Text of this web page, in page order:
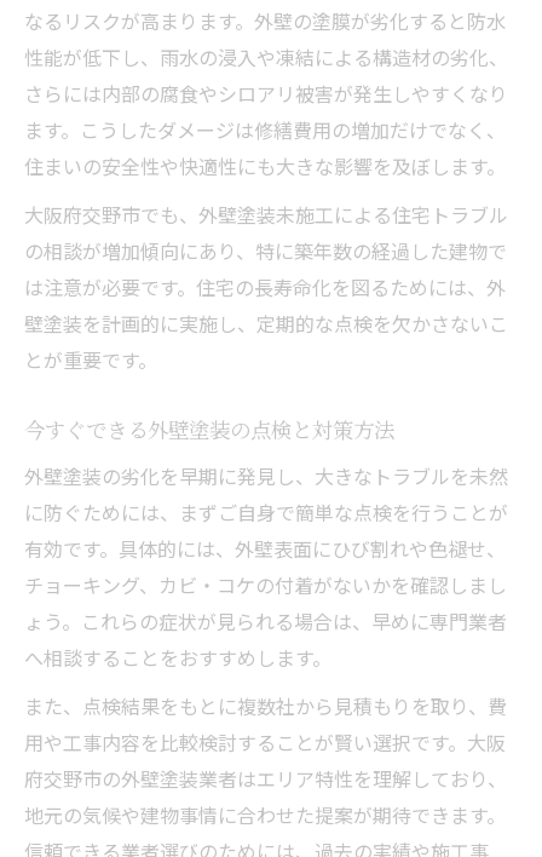
なるリスクが高まります。外壁の塗膜が劣化すると防水
性能が低下し、雨水の浸入や凍結による構造材の劣化、
さらには内部の腐食やシロアリ被害が発生しやすくなり
ます。こうしたダメージは修繕費用の増加だけでなく、
住まいの安全性や快適性にも大きな影響を及ぼします。
大阪府交野市でも、外壁塗装未施工による住宅トラブル
の相談が増加傾向にあり、特に築年数の経過した建物で
は注意が必要です。住宅の長寿命化を図るためには、外
壁塗装を計画的に実施し、定期的な点検を欠かさないこ
とが重要です。
今すぐできる外壁塗装の点検と対策方法
外壁塗装の劣化を早期に発見し、大きなトラブルを未然
に防ぐためには、まずご自身で簡単な点検を行うことが
有効です。具体的には、外壁表面にひび割れや色褪せ、
チョーキング、カビ・コケの付着がないかを確認しまし
ょう。これらの症状が見られる場合は、早めに専門業者
へ相談することをおすすめします。
また、点検結果をもとに複数社から見積もりを取り、費
用や工事内容を比較検討することが賢い選択です。大阪
府交野市の外壁塗装業者はエリア特性を理解しており、
地元の気候や建物事情に合わせた提案が期待できます。
信頼できる業者選びのためには、過去の実績や施工事